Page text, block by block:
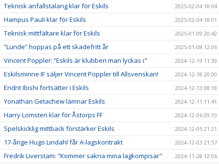
Teknisk anfallstalang klar för Eskils 2025-02-04 18:04
Hampus Pauli klar för Eskils 2025-02-04 18:01
Teknisk mittfältare klar för Eskils 2025-01-09 20:42
”Lunde” hoppas på ett skadefritt år 2025-01-08 12:06
Vincent Poppler: ”Eskils är klubben man lyckas i" 2024-12-19 11:39
Eskilsminne IF säljer Vincent Poppler till Allsvenskan! 2024-12-18 20:00
Endrit Ibishi fortsätter i Eskils 2024-12-13 08:18
Yonathan Getachew lämnar Eskils 2024-12-11 11:41
Harry Lomsten klar för Åstorps FF 2024-12-06 09:33
Spelskicklig mittback förstärker Eskils 2024-12-05 21:21
17-årige Hugo Lindahl får A-lagskontrakt 2024-12-03 21:57
Fredrik Liverstam: ”Kommer sakna mina lagkompisar" 2024-11-28 12:06